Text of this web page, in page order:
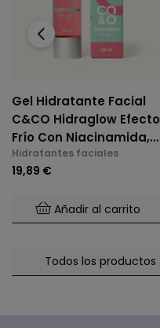
Gel Hidratante Facial
C&CO Hidraglow Efecto
Frío Con Niacinamida,
Xylitol, Panthenol,
Elastina Marina, Para
Hidratantes faciales
19,89 €
Añadir al carrito
‹
Todos los productos